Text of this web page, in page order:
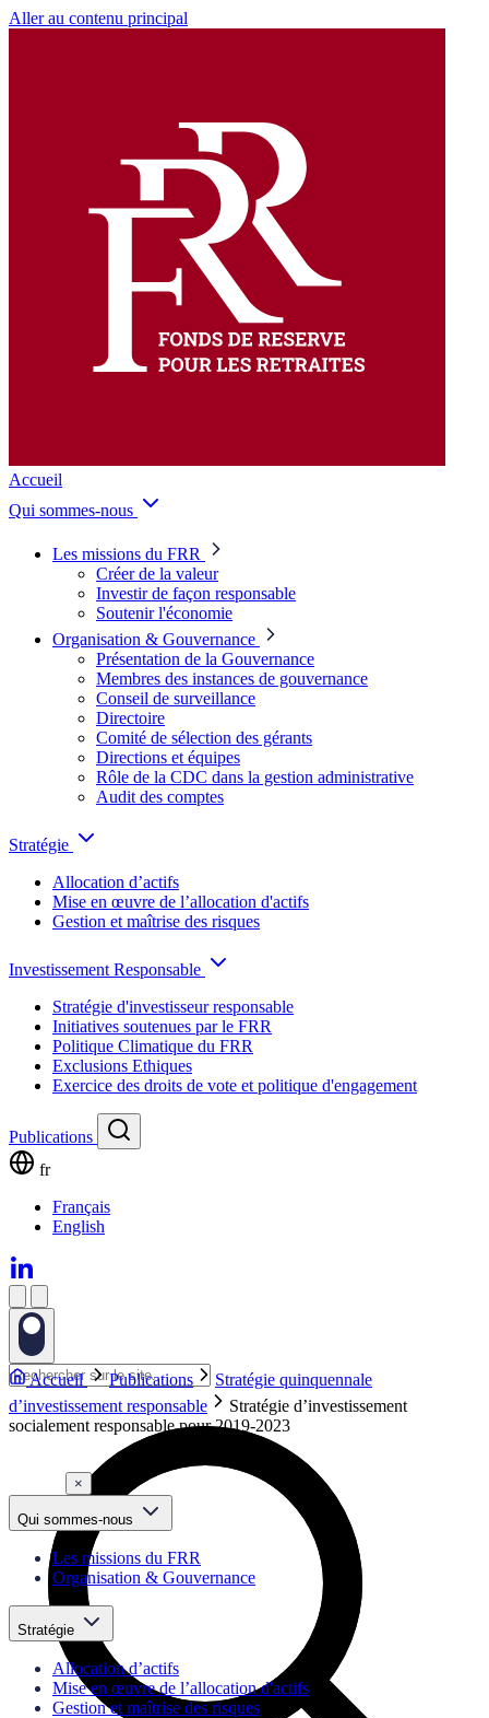
Aller au contenu principal
Accueil
Qui sommes-nous
Les missions du FRR
Créer de la valeur
Investir de façon responsable
Soutenir l'économie
Organisation & Gouvernance
Présentation de la Gouvernance
Membres des instances de gouvernance
Conseil de surveillance
Directoire
Comité de sélection des gérants
Directions et équipes
Rôle de la CDC dans la gestion administrative
Audit des comptes
Stratégie
Allocation d’actifs
Mise en œuvre de l’allocation d'actifs
Gestion et maîtrise des risques
Investissement Responsable
Stratégie d'investisseur responsable
Initiatives soutenues par le FRR
Politique Climatique du FRR
Exclusions Ethiques
Exercice des droits de vote et politique d'engagement
Publications
fr
Français
English
Accueil Publications
Stratégie quinquennale
d’investissement responsable
Stratégie d’investissement
socialement responsable pour 2019-2023
×
Qui sommes-nous
Les missions du FRR
Organisation & Gouvernance
Stratégie
Allocation d’actifs
Mise en œuvre de l’allocation d'actifs
Gestion et maîtrise des risques